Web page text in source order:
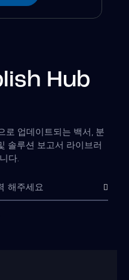
Hub
로 업데이트되는 백서, 분
솔루션 보고서 라이브러
다.
Subscribe